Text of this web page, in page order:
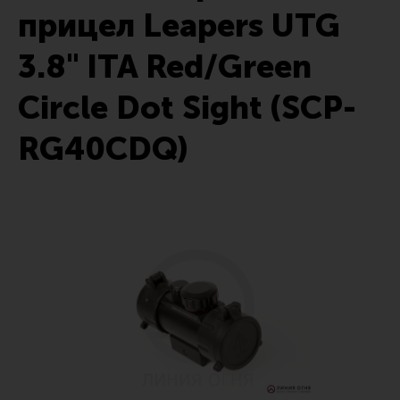
Тактические рукоятки
Цевья
Дульные устройства
Органы управления
прицел Leapers UTG
3.8" ITA Red/Green
Circle Dot Sight (SCP-
RG40CDQ)